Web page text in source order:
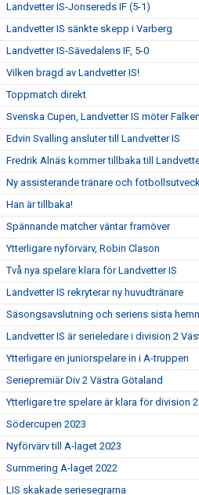
Landvetter IS-Jonsereds IF (5-1)
Landvetter IS sänkte skepp i Varberg
Landvetter IS-Sävedalens IF, 5-0
Vilken bragd av Landvetter IS!
Toppmatch direkt
Svenska Cupen, Landvetter IS möter
Edvin Svalling ansluter till Landvetter IS
Fredrik Alnäs kommer tillbaka till
Ny assisterande tränare och
Han är tillbaka!
Spännande matcher väntar framöver
Ytterligare nyförvärv, Robin Clason
Två nya spelare klara för Landvetter IS
Landvetter IS rekryterar ny huvudtränare
Säsongsavslutning och seriens sista
Landvetter IS är serieledare i division 2
Ytterligare en juniorspelare in i A-truppen
Seriepremiär Div 2 Västra Götaland
Ytterligare tre spelare är klara för division 2
Södercupen 2023
Nyförvärv till A-laget 2023
Summering A-laget 2022
LIS skakade seriesegrarna